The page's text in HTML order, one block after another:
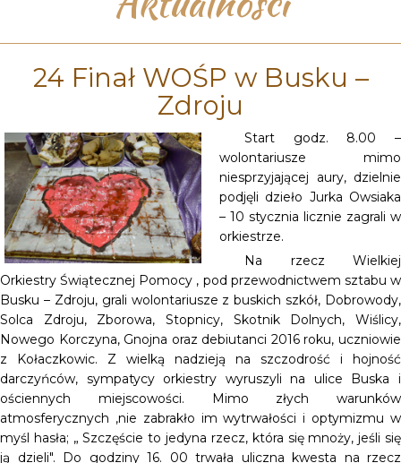
24 Finał WOŚP w Busku –
Zdroju
Start godz. 8.00 –
wolontariusze mimo
niesprzyjającej aury, dzielnie
podjęli dzieło Jurka Owsiaka
– 10 stycznia licznie zagrali w
orkiestrze.
Na rzecz Wielkiej
Orkiestry Świątecznej Pomocy , pod przewodnictwem sztabu w
Busku – Zdroju, grali wolontariusze z buskich szkół, Dobrowody,
Solca Zdroju, Zborowa, Stopnicy, Skotnik Dolnych, Wiślicy,
Nowego Korczyna, Gnojna oraz debiutanci 2016 roku, uczniowie
z Kołaczkowic. Z wielką nadzieją na szczodrość i hojność
darczyńców, sympatycy orkiestry wyruszyli na ulice Buska i
ościennych miejscowości. Mimo złych warunków
atmosferycznych ,nie zabrakło im wytrwałości i optymizmu w
myśl hasła; „ Szczęście to jedyna rzecz, która się mnoży, jeśli się
ją dzieli". Do godziny 16. 00 trwała uliczna kwesta na rzecz